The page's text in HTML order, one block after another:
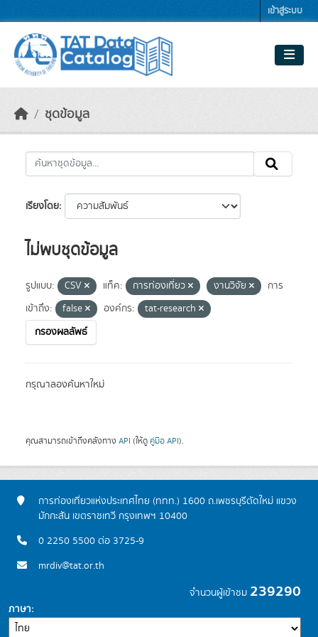
เข้าสู่ระบบ
ชุดข้อมูล
เรียงโดย
ไม่พบชุดข้อมูล
รูปแบบ: CSV แท็ค: การท่องเที่ยว งานวิจัย
การ
เข้าถึง:
false องค์กร:
tat-research
กรองผลลัพธ์
กรุณาลองค้นหาใหม่
คุณสามารถเข้าถึงคลังทาง API (ให้ดู คู่มือ API).
การท่องเที่ยวแห่งประเทศไทย (ททท.) 1600 ถ.เพชรบุรีตัดใหม่ แขวง
มักกะสัน เขตราชเทวี กรุงเทพฯ 10400
0 2250 5500 ต่อ 3725-9
mrdiv@tat.or.th
จำนวนผู้เข้าชม 239290
ภาษา